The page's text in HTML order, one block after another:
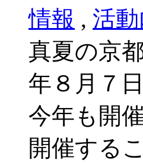
情報 , 活
真夏の京
年８月７
今年も開
開催する